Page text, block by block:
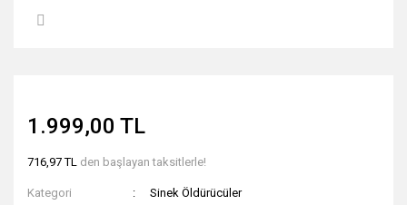
1.999,00 TL
716,97 TL den başlayan taksitlerle!
Kategori
Sinek Öldürücüler